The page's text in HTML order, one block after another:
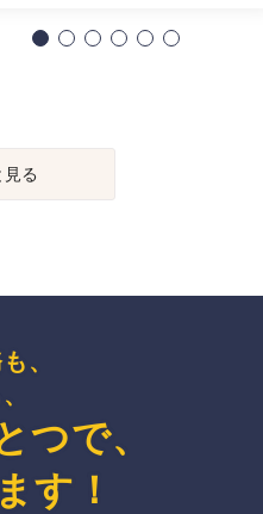
見る
、
つで、
す ！